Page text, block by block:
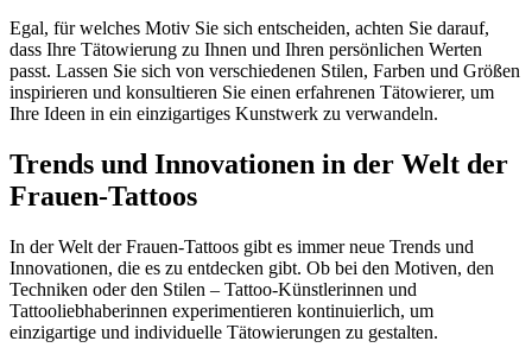
Egal, für welches Motiv Sie sich entscheiden, achten Sie darauf,
dass Ihre Tätowierung zu Ihnen und Ihren persönlichen Werten
passt. Lassen Sie sich von verschiedenen Stilen, Farben und Größen
inspirieren und konsultieren Sie einen erfahrenen Tätowierer, um
Ihre Ideen in ein einzigartiges Kunstwerk zu verwandeln.
Trends und Innovationen in der Welt der
Frauen-Tattoos
In der Welt der Frauen-Tattoos gibt es immer neue Trends und
Innovationen, die es zu entdecken gibt. Ob bei den Motiven, den
Techniken oder den Stilen – Tattoo-Künstlerinnen und
Tattooliebhaberinnen experimentieren kontinuierlich, um
einzigartige und individuelle Tätowierungen zu gestalten.